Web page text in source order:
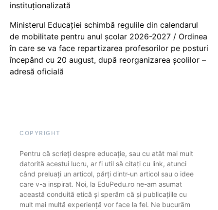
instituționalizată
Ministerul Educației schimbă regulile din calendarul
de mobilitate pentru anul școlar 2026-2027 / Ordinea
în care se va face repartizarea profesorilor pe posturi
începând cu 20 august, după reorganizarea școlilor –
adresă oficială
COPYRIGHT
Pentru că scrieți despre educație, sau cu atât mai mult
datorită acestui lucru, ar fi util să citați cu link, atunci
când preluați un articol, părți dintr-un articol sau o idee
care v-a inspirat. Noi, la EduPedu.ro ne-am asumat
această conduită etică și sperăm că și publicațiile cu
mult mai multă experiență vor face la fel. Ne bucurăm